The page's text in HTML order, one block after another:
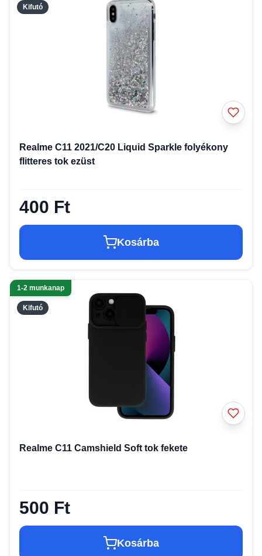
Kifutó
Realme C11 2021/C20 Liquid Sparkle folyékony
flitteres tok ezüst
400 Ft
Kosárba
Kifutó
1-2 munkanap
Realme C11 Camshield Soft tok fekete
500 Ft
Kosárba